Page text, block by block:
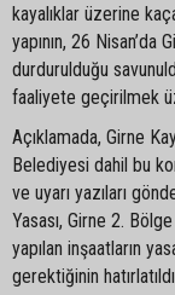
kayalıklar üzerine
yapının, 26 Nisan’da
durdurulduğu
faaliyete geçirilmek
Açıklamada, Girne
Belediyesi dahil bu
ve uyarı yazıları
Yasası, Girne 2.
yapılan inşaatların
gerektiğinin